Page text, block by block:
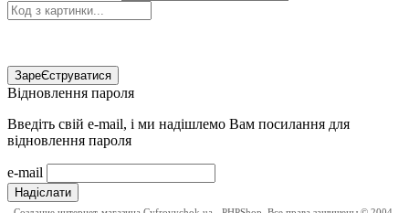
ЗареЄструватися
Відновлення пароля
Введіть свій e-mail, і ми надішлемо Вам посилання для
відновлення пароля
e-mail
Надіслати